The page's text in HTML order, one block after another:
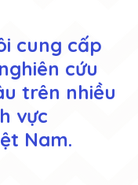
cung cấp
cứu
trên nhiều
vực
Nam.